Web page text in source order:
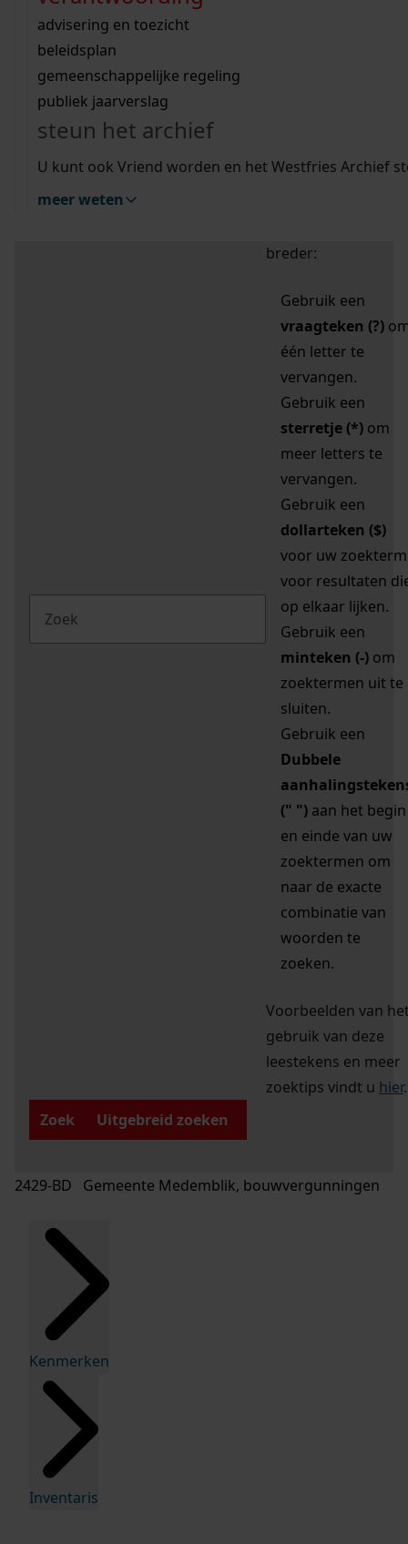
bouwvergunningen
omgevingsvergunningen
vergunningen
beeld en geluid
uitleg nodig?
Wij helpen u op weg met een aantal zoektips.
bekijk alle zoektips
Wij helpen u op weg met een aantal zoektips.
bekijk alle zoektips
bekijk ons geschiedenislokaal
advisering en toezicht
beleidsplan
gemeenschappelijke regeling
publiek jaarverslag
steun het archief
U kunt ook Vriend worden en het Westfries Archief
meer weten
zoektips
Mijn Studiezaal (inloggen)
uw zoekopdracht te
breder:
Gebruik een
vraagteken (?)
één letter te
vervangen.
Gebruik een
sterretje (*) om
meer letters te
vervangen.
Gebruik een
dollarteken ($)
voor uw zoekterm
voor resultaten
op elkaar lijken.
Gebruik een
minteken (-) om
zoektermen uit te
sluiten.
Gebruik een
Dubbele
(" ") aan het begin
en einde van uw
zoektermen om
naar de exacte
combinatie van
woorden te
zoeken.
Voorbeelden van
gebruik van deze
leestekens en meer
zoektips vindt u hier.
Zoek
Uitgebreid zoeken
2429-BD Gemeente Medemblik, bouwvergunningen
Kenmerken
Inventaris